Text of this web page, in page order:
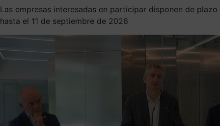
Las empresas interesadas en participar disponen de plazo
hasta el 11 de septiembre de 2026